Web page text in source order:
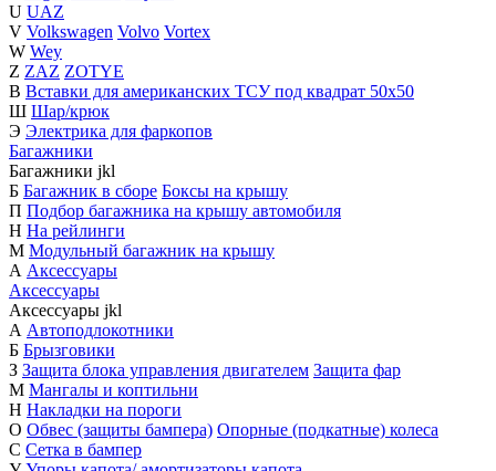
U UAZ
V Volkswagen Volvo Vortex
W Wey
Z ZAZ ZOTYE
В Вставки для американских ТСУ под квадрат 50х50
Ш Шар/крюк
Э Электрика для фаркопов
Багажники
Багажники jkl
Б Багажник в сборе Боксы на крышу
П Подбор багажника на крышу автомобиля
Н На рейлинги
М Модульный багажник на крышу
А Аксессуары
Аксессуары
Аксессуары jkl
А Автоподлокотники
Б Брызговики
З Защита блока управления двигателем Защита фар
М Мангалы и коптильни
Н Накладки на пороги
О Обвес (защиты бампера) Опорные (подкатные) колеса
С Сетка в бампер